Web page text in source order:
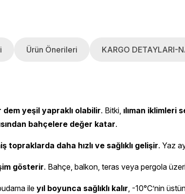
Ürün Önerileri KARGO DETAYLARI-
yeşil yapraklı olabilir. Bitki, ılıman iklimleri
bahçelere değer katar.
topraklarda daha hızlı ve sağlıklı gelişir. Yaz
gösterir. Bahçe, balkon, teras veya pergola
ile yıl boyunca sağlıklı kalır , -10°C’nin